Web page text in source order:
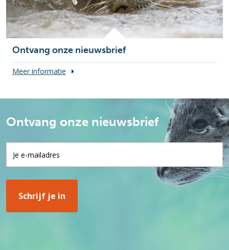
Ontvang onze nieuwsbrief
Meer informatie
Ontvang onze nieuwsbrief